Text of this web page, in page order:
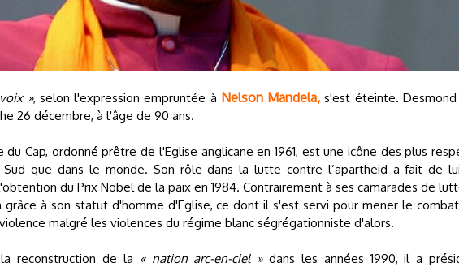
», selon l'expression empruntée à Nelson Mandela, s'est éteinte.
26 décembre, à l'âge de 90 ans.
du Cap, ordonné prêtre de l'Eglise anglicane en 1961, est une icône des plus
que dans le monde. Son rôle dans la lutte contre l’apartheid a fait de
du Prix Nobel de la paix en 1984. Contrairement à ses camarades de
grâce à son statut d'homme d'Eglise, ce dont il s'est servi pour mener le
malgré les violences du régime blanc ségrégationniste d'alors.
reconstruction de la « nation arc-en-ciel »dans les années 1990, il a